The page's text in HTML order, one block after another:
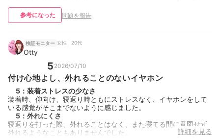
参考になった 問題を報告
検証モニター 女性 | 20代
Otty
5 2026/07/10
付け心地よし、外れることのないイヤホン
5 ： 装着ストレスの少なさ
装着時、仰向け、寝返り時ともにストレスなく、イヤホンをして
いる感覚がそこまでないように感じました。
5 ： 外れにくさ
寝返りを打った際、外れることはなく、また寝てる間に意図せず
外れるようなこともありませんでした。
詳細を見る